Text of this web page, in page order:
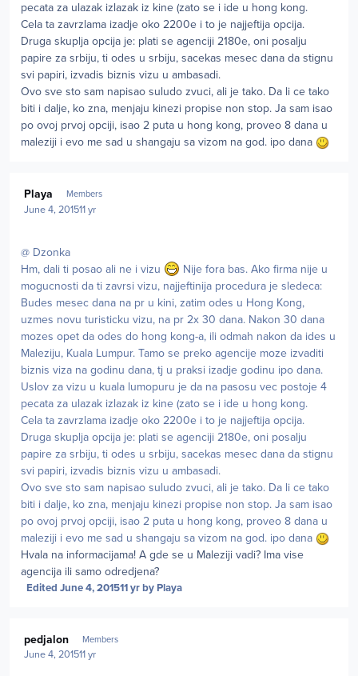
pecata za ulazak izlazak iz kine (zato se i ide u hong kong.
Cela ta zavrzlama izadje oko 2200e i to je najjeftija opcija.
Druga skuplja opcija je: plati se agenciji 2180e, oni posalju
papire za srbiju, ti odes u srbiju, sacekas mesec dana da stignu
svi papiri, izvadis biznis vizu u ambasadi.
Ovo sve sto sam napisao suludo zvuci, ali je tako. Da li ce tako
biti i dalje, ko zna, menjaju kinezi propise non stop. Ja sam isao
po ovoj prvoj opciji, isao 2 puta u hong kong, proveo 8 dana u
maleziji i evo me sad u shangaju sa vizom na god. ipo dana
Playa Members
June 4, 201511 yr
@ Dzonka
Hm, dali ti posao ali ne i vizu
Nije fora bas. Ako firma nije u
mogucnosti da ti zavrsi vizu, najjeftinija procedura je sledeca:
Budes mesec dana na pr u kini, zatim odes u Hong Kong,
uzmes novu turisticku vizu, na pr 2x 30 dana. Nakon 30 dana
mozes opet da odes do hong kong-a, ili odmah nakon da ides u
Maleziju, Kuala Lumpur. Tamo se preko agencije moze izvaditi
biznis viza na godinu dana, tj u praksi izadje godinu ipo dana.
Uslov za vizu u kuala lumopuru je da na pasosu vec postoje 4
pecata za ulazak izlazak iz kine (zato se i ide u hong kong.
Cela ta zavrzlama izadje oko 2200e i to je najjeftija opcija.
Druga skuplja opcija je: plati se agenciji 2180e, oni posalju
papire za srbiju, ti odes u srbiju, sacekas mesec dana da stignu
svi papiri, izvadis biznis vizu u ambasadi.
Ovo sve sto sam napisao suludo zvuci, ali je tako. Da li ce tako
biti i dalje, ko zna, menjaju kinezi propise non stop. Ja sam isao
po ovoj prvoj opciji, isao 2 puta u hong kong, proveo 8 dana u
maleziji i evo me sad u shangaju sa vizom na god. ipo dana
Hvala na informacijama! A gde se u Maleziji vadi? Ima vise
agencija ili samo odredjena?
Edited June 4, 201511 yrby Playa
pedjalon Members
June 4, 201511 yr